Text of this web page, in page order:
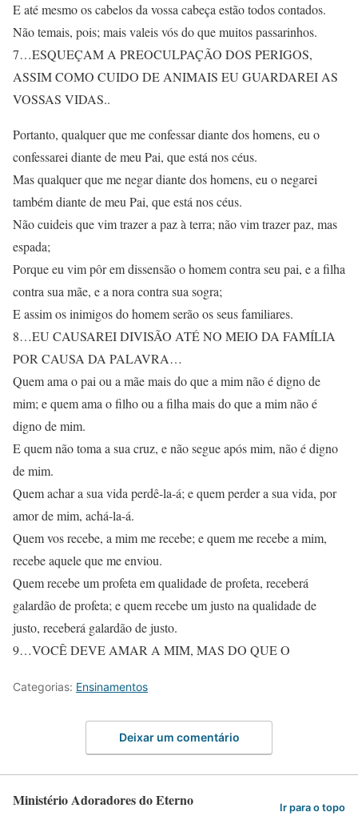
E até mesmo os cabelos da vossa cabeça estão todos contados.
Não temais, pois; mais valeis vós do que muitos passarinhos.
7…ESQUEÇAM A PREOCULPAÇÃO DOS PERIGOS,
ASSIM COMO CUIDO DE ANIMAIS EU GUARDAREI AS
VOSSAS VIDAS..
Portanto, qualquer que me confessar diante dos homens, eu o
confessarei diante de meu Pai, que está nos céus.
Mas qualquer que me negar diante dos homens, eu o negarei
também diante de meu Pai, que está nos céus.
Não cuideis que vim trazer a paz à terra; não vim trazer paz, mas
espada;
Porque eu vim pôr em dissensão o homem contra seu pai, e a filha
contra sua mãe, e a nora contra sua sogra;
E assim os inimigos do homem serão os seus familiares.
8…EU CAUSAREI DIVISÃO ATÉ NO MEIO DA FAMÍLIA
POR CAUSA DA PALAVRA…
Quem ama o pai ou a mãe mais do que a mim não é digno de
mim; e quem ama o filho ou a filha mais do que a mim não é
digno de mim.
E quem não toma a sua cruz, e não segue após mim, não é digno
de mim.
Quem achar a sua vida perdê-la-á; e quem perder a sua vida, por
amor de mim, achá-la-á.
Quem vos recebe, a mim me recebe; e quem me recebe a mim,
recebe aquele que me enviou.
Quem recebe um profeta em qualidade de profeta, receberá
galardão de profeta; e quem recebe um justo na qualidade de
justo, receberá galardão de justo.
9…VOCÊ DEVE AMAR A MIM, MAS DO QUE O
Categorias: Ensinamentos
Deixar um comentário
Ministério Adoradores do Eterno Ir para o topo